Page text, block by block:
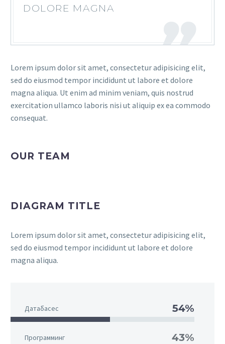
DOLORE MAGNA
Lorem ipsum dolor sit amet, consectetur adipisicing elit,
sed do eiusmod tempor incididunt ut labore et dolore
magna aliqua. Ut enim ad minim veniam, quis nostrud
exercitation ullamco laboris nisi ut aliquip ex ea commodo
consequat.
OUR TEAM
DIAGRAM TITLE
Lorem ipsum dolor sit amet, consectetur adipisicing elit,
sed do eiusmod tempor incididunt ut labore et dolore
magna aliqua.
Датабасес 54%
Программинг 43%